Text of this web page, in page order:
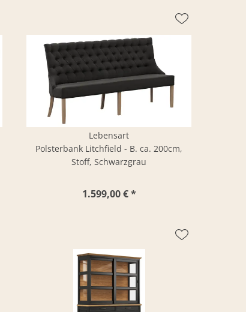
Lebensart
Polsterbank Litchfield - B. ca. 200cm,
Stoff, Schwarzgrau
1.599,00 € *